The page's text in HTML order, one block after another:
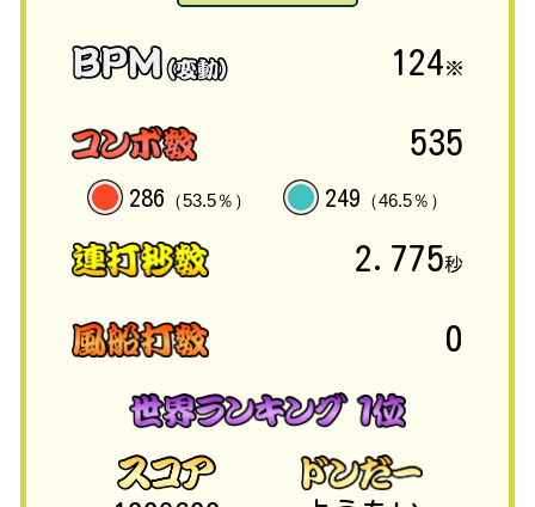
124※
535
286 （53.5％） 249 （46.5％）
2.775秒
0